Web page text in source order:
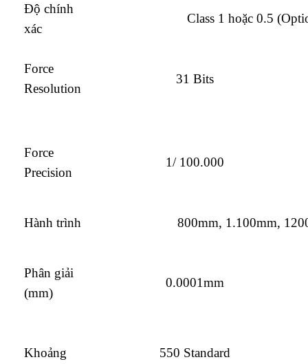
Độ chính
xác
Class 1 hoặc 0.5
Force
Resolution
31 Bits
Force
Precision
1/ 100.000
Hành trình 800mm, 1.100mm,
Phân giải
(mm)
0.0001mm
Khoảng
550 Standard